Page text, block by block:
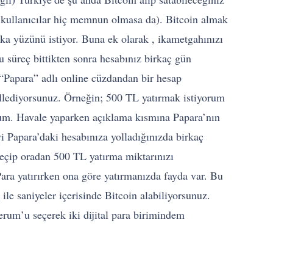
hiç memnun olmasa da). Bitcoin almak
yüzünü istiyor. Buna ek olarak , ikametgahınızı
bittikten sonra hesabınız birkaç gün
adlı online cüzdandan bir hesap
Örneğin; 500 TL yatırmak istiyorum
Havale yaparken açıklama kısmına Papara’nın
hesabınıza yolladığınızda birkaç
oradan 500 TL yatırma miktarınızı
yatırırken ona göre yatırmanızda fayda var. Bu
ile saniyeler içerisinde Bitcoin alabiliyorsunuz.
seçerek iki dijital para birimindem